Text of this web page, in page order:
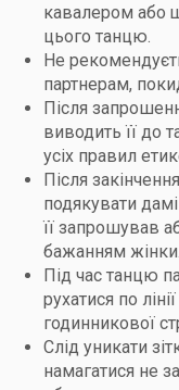
кавалером або
цього танцю.
Не
партнерам,
Після
виводить її до
усіх правил
Після
подякувати
її запрошував
бажанням жінки.
Під час танцю
рухатися по
годинникової
Слід уникати
намагатися не